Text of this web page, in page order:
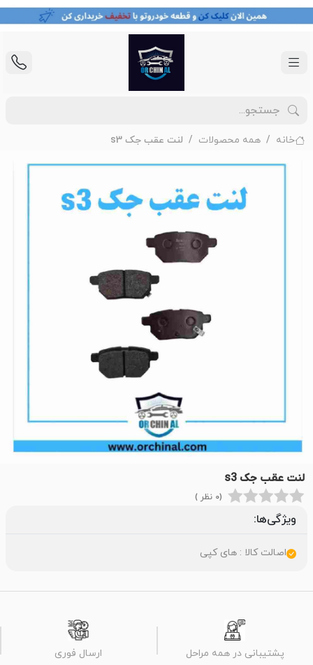
خانه همه محصولات لنت عقب جک s3
لنت عقب جک s3
(0 نظر )
ویژگی‌ها:
اصالت کالا : های کپی
پشتیبانی در همه مراحل ارسال فوری